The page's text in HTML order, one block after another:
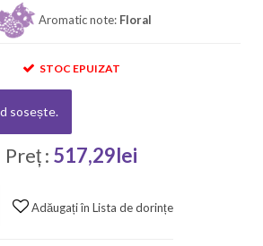
Aromatic note: Floral
STOC EPUIZAT
sosește.
Preț : 517,29lei
Adăugați în Lista de dorințe